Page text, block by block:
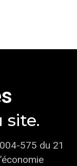
site.
575 du 21